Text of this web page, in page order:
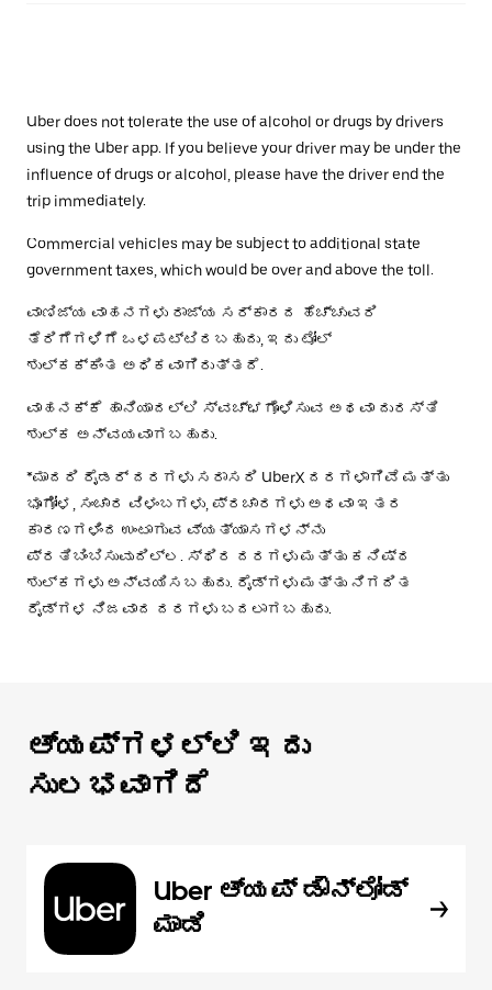
Uber does not tolerate the use of alcohol or drugs by drivers
using the Uber app. If you believe your driver may be under the
influence of drugs or alcohol, please have the driver end the
trip immediately.
Commercial vehicles may be subject to additional state
government taxes, which would be over and above the toll.
ವಾಣಿಜ್ಯ ವಾಹನಗಳು ರಾಜ್ಯ ಸರ್ಕಾರದ ಹೆಚ್ಚುವರಿ
ತೆರಿಗೆಗಳಿಗೆ ಒಳಪಟ್ಟಿರಬಹುದು, ಇದು ಟೋಲ್
ಶುಲ್ಕಕ್ಕಿಂತ ಅಧಿಕವಾಗಿರುತ್ತದೆ.
ವಾಹನಕ್ಕೆ ಹಾನಿಯಾದಲ್ಲಿ ಸ್ವಚ್ಛಗೊಳಿಸುವ ಅಥವಾ ದುರಸ್ತಿ
ಶುಲ್ಕ ಅನ್ವಯವಾಗಬಹುದು.
*ಮಾದರಿ ರೈಡರ್ ದರಗಳು ಸರಾಸರಿ UberX ದರಗಳಾಗಿವೆ ಮತ್ತು
ಭೂಗೋಳ, ಸಂಚಾರ ವಿಳಂಬಗಳು, ಪ್ರಚಾರಗಳು ಅಥವಾ ಇತರ
ಕಾರಣಗಳಿಂದ ಉಂಟಾಗುವ ವ್ಯತ್ಯಾಸಗಳನ್ನು
ಪ್ರತಿಬಿಂಬಿಸುವುದಿಲ್ಲ. ಸ್ಥಿರ ದರಗಳು ಮತ್ತು ಕನಿಷ್ಠ
ಶುಲ್ಕಗಳು ಅನ್ವಯಿಸಬಹುದು. ರೈಡ್‌ಗಳು ಮತ್ತು ನಿಗದಿತ
ರೈಡ್‌ಗಳ ನಿಜವಾದ ದರಗಳು ಬದಲಾಗಬಹುದು.
ಆ್ಯಪ್‌‌ಗಳಲ್ಲಿ ಇದು
ಸುಲಭವಾಗಿದೆ
Uber ಆ್ಯಪ್‍ ಡೌನ್‌ಲೋಡ್
ಮಾಡಿ